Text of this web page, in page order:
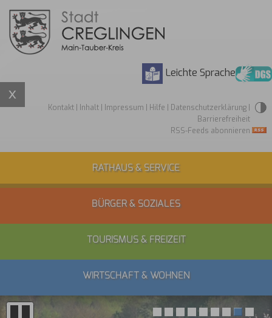
Leichte Sprache
Kontakt| Inhalt| Impressum Hilfe Datenschutzerklärung|
Barrierefreiheit
RSS-Feeds abonnieren
RATHAUS & SERVICE
BÜRGER & SOZIALES
TOURISMUS & FREIZEIT
WIRTSCHAFT & WOHNEN